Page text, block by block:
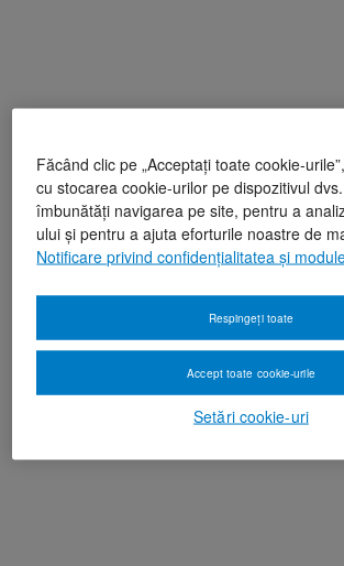
Făcând clic pe „Acceptați toate cookie-
cu stocarea cookie-urilor pe dispozitivul
îmbunătăți navigarea pe site, pentru a
ului și pentru a ajuta eforturile noastre de
Notificare privind confidențialitatea și
Setări cookie-uri
Respingeți toate
Accept toate cookie-urile